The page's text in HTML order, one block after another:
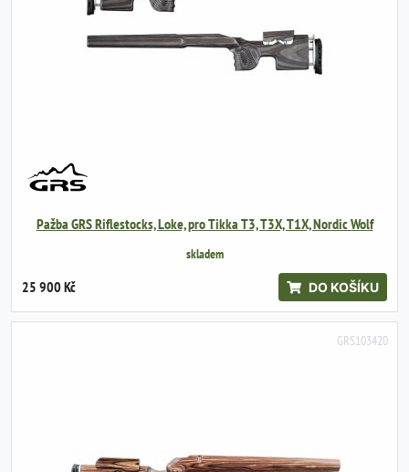
Pažba GRS Riflestocks, Loke, pro Tikka T3, T3X, T1X, Nordic Wolf
skladem
25 900 Kč DO KOŠÍKU
GRS103420